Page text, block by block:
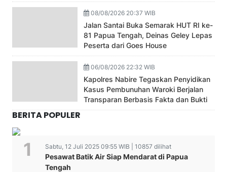
08/08/2026 20:37 WIB
Jalan Santai Buka Semarak HUT RI ke-
81 Papua Tengah, Deinas Geley Lepas
Peserta dari Goes House
06/08/2026 22:32 WIB
Kapolres Nabire Tegaskan Penyidikan
Kasus Pembunuhan Waroki Berjalan
Transparan Berbasis Fakta dan Bukti
BERITA POPULER
Sabtu, 12 Juli 2025 09:55 WIB | 10857 dilihat
Pesawat Batik Air Siap Mendarat di Papua
Tengah